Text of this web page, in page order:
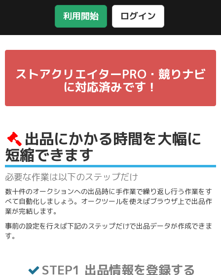
利用開始 ログイン
ストアクリエイターPRO・競りナビ
に対応済みです！
出品にかかる時間を大幅に
短縮できます
必要な作業は以下のステップだけ
数十件のオークションへの出品時に手作業で繰り返し行う作業をす
べて自動化しましょう。オークツールを使えばブラウザ上で出品作
業が完結します。
事前の設定を行えば下記のステップだけで出品データが作成できま
す。
STEP1 出品情報を登録する